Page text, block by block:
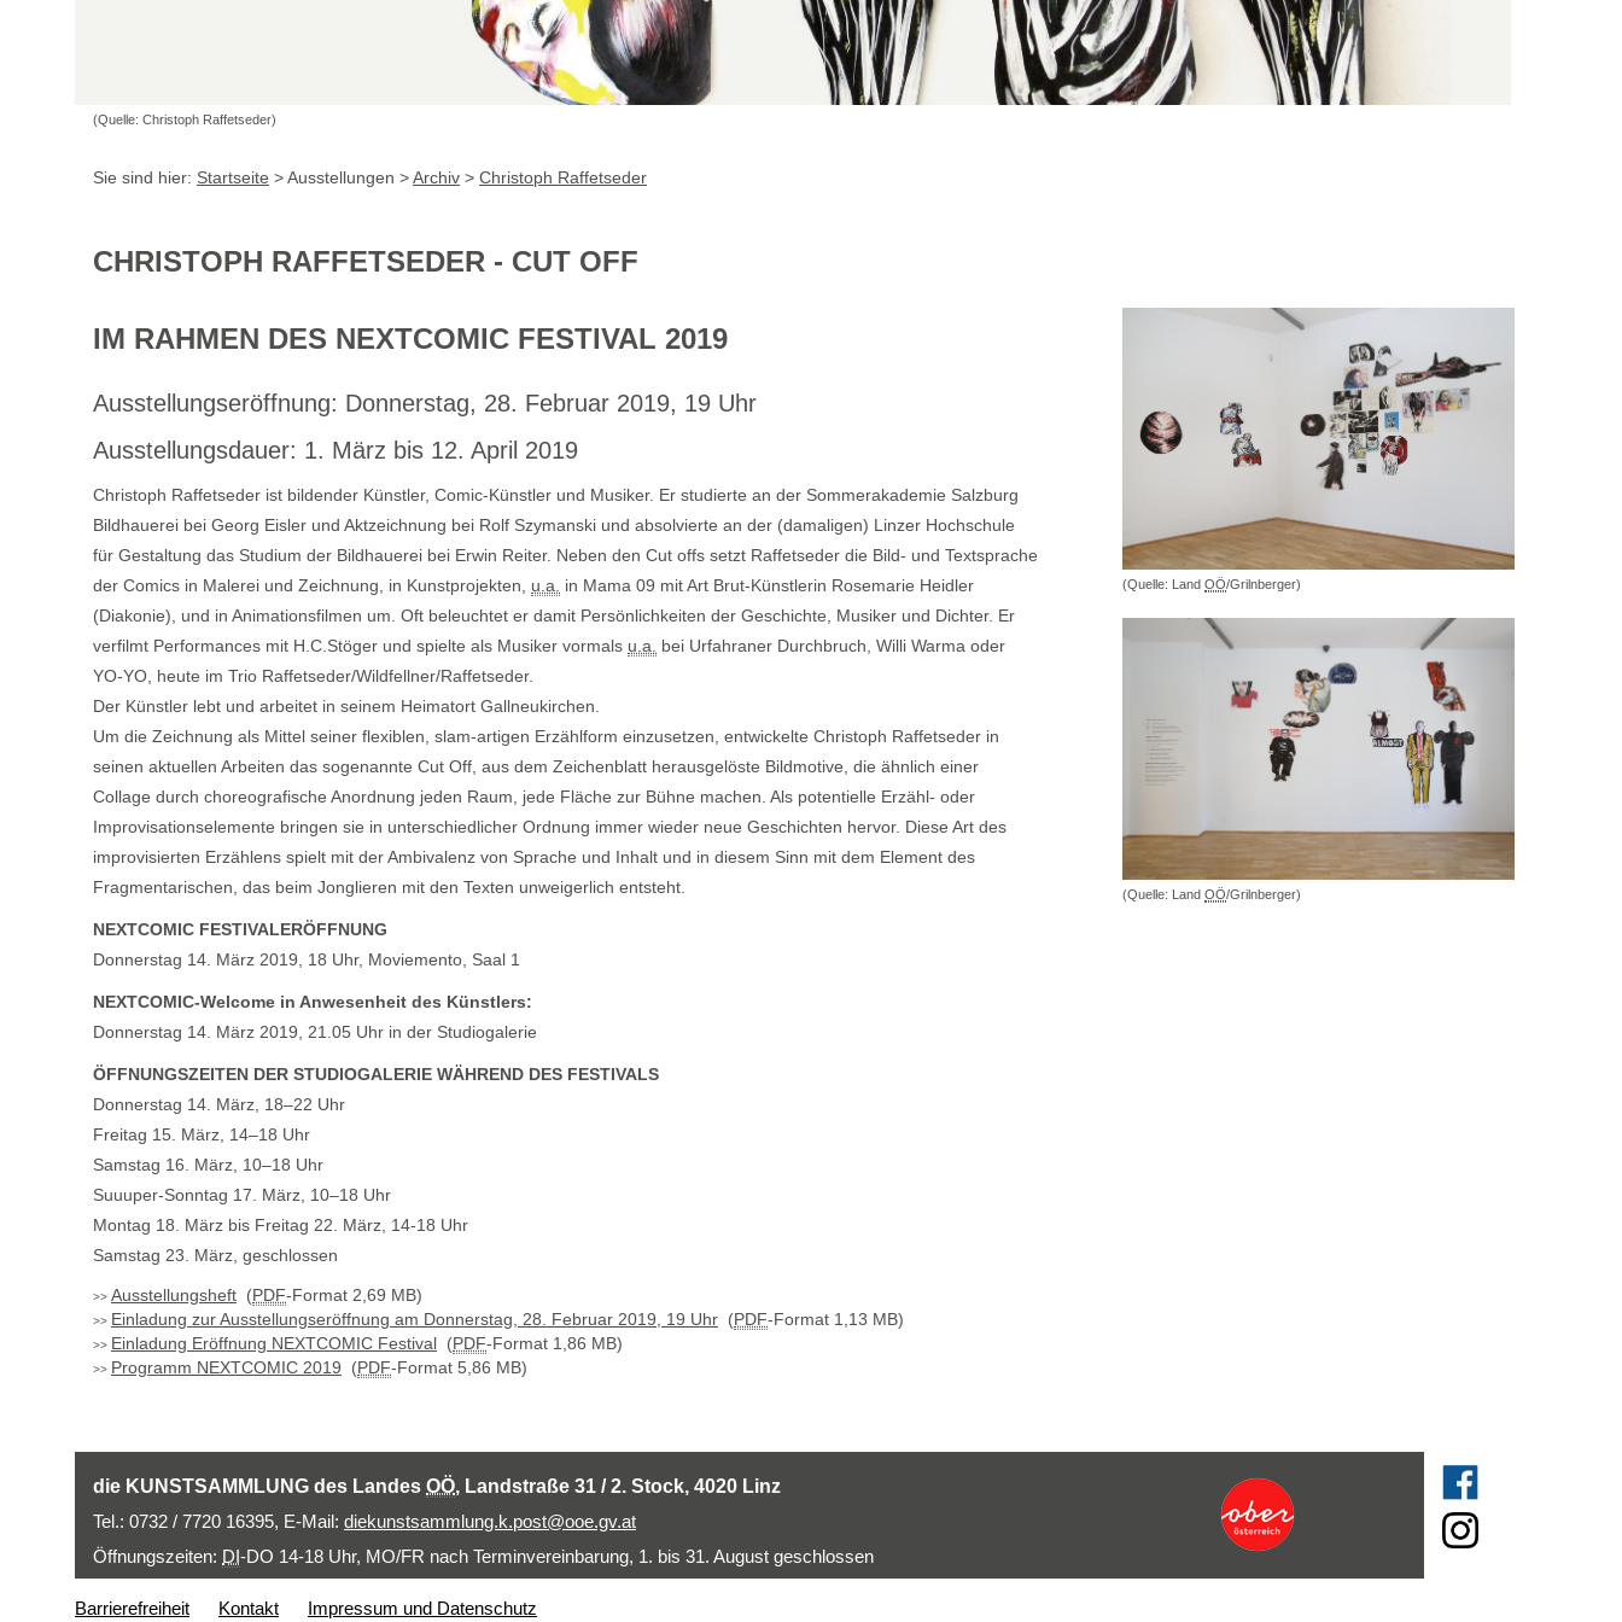
(Quelle: Christoph Raffetseder)
Sie sind hier: Startseite > Ausstellungen >Archiv > Christoph Raffetseder
CHRISTOPH RAFFETSEDER - CUT OFF
IM RAHMEN DES NEXTCOMIC FESTIVAL 2019
Ausstellungseröffnung: Donnerstag, 28. Februar 2019, 19 Uhr
Ausstellungsdauer: 1. März bis 12. April 2019
Christoph Raffetseder ist bildender Künstler, Comic-Künstler und Musiker. Er studierte an der Sommerakademie Salzburg
Bildhauerei bei Georg Eisler und Aktzeichnung bei Rolf Szymanski und absolvierte an der (damaligen) Linzer Hochschule
für Gestaltung das Studium der Bildhauerei bei Erwin Reiter. Neben den Cut offs setzt Raffetseder die Bild- und Textsprache
der Comics in Malerei und Zeichnung, in Kunstprojekten, u.a.
in Mama 09 mit Art Brut-Künstlerin Rosemarie Heidler
(Diakonie), und in Animationsfilmen um. Oft beleuchtet er damit Persönlichkeiten der Geschichte, Musiker und Dichter. Er
verfilmt Performances mit H.C.Stöger und spielte als Musiker vormals u.a.
bei Urfahraner Durchbruch, Willi Warma oder
YO-YO, heute im Trio Raffetseder/Wildfellner/Raffetseder.
Der Künstler lebt und arbeitet in seinem Heimatort Gallneukirchen.
Um die Zeichnung als Mittel seiner flexiblen, slam-artigen Erzählform einzusetzen, entwickelte Christoph Raffetseder in
seinen aktuellen Arbeiten das sogenannte Cut Off, aus dem Zeichenblatt herausgelöste Bildmotive, die ähnlich einer
Collage durch choreografische Anordnung jeden Raum, jede Fläche zur Bühne machen. Als potentielle Erzähl- oder
Improvisationselemente bringen sie in unterschiedlicher Ordnung immer wieder neue Geschichten hervor. Diese Art des
improvisierten Erzählens spielt mit der Ambivalenz von Sprache und Inhalt und in diesem Sinn mit dem Element des
Fragmentarischen, das beim Jonglieren mit den Texten unweigerlich entsteht.
NEXTCOMIC FESTIVALERÖFFNUNG
Donnerstag 14. März 2019, 18 Uhr, Moviemento, Saal 1
NEXTCOMIC-Welcome in Anwesenheit des Künstlers:
Donnerstag 14. März 2019, 21.05 Uhr in der Studiogalerie
ÖFFNUNGSZEITEN DER STUDIOGALERIE WÄHREND DES FESTIVALS
Donnerstag 14. März, 18–22 Uhr
Freitag 15. März, 14–18 Uhr
Samstag 16. März, 10–18 Uhr
Suuuper-Sonntag 17. März, 10–18 Uhr
Montag 18. März bis Freitag 22. März, 14-18 Uhr
Samstag 23. März, geschlossen
Ausstellungsheft (PDF-Format 2,69 MB)
Einladung zur Ausstellungseröffnung am Donnerstag, 28. Februar 2019, 19 Uhr (PDF-Format 1,13 MB)
Einladung Eröffnung NEXTCOMIC Festival (PDF-Format 1,86 MB)
Programm NEXTCOMIC 2019
(PDF-Format 5,86 MB)
(Quelle: LandOÖ/Grilnberger)
(Quelle: LandOÖ/Grilnberger)
die KUNSTSAMMLUNG des Landes OÖ, Landstraße 31 / 2. Stock, 4020 Linz
Tel.: 0732 / 7720 16395, E-Mail: diekunstsammlung.k.post@ooe.gv.at
Öffnungszeiten: DI-DO 14-18 Uhr, MO/FR nach Terminvereinbarung, 1. bis 31. August geschlossen
Barrierefreiheit Kontakt Impressum und Datenschutz